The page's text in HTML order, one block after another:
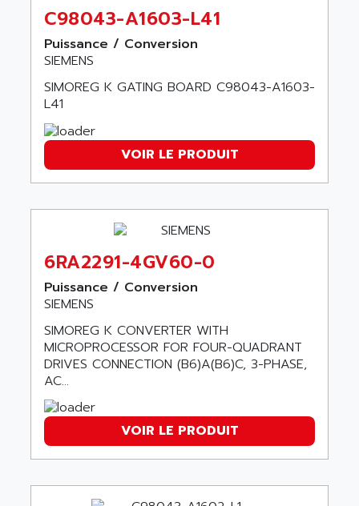
PILOT PANEL
SERIE 90 MICRO
SIMATIC BOX PC 620
PROVIT 2000
POSITEC
SDCC
GP3000 SERIES
MAC112
SINUMERIK 840D
MRJ2S
ALTIVAR 5
RM3
P840
MOTEUR VSA CA
VARMECA
PCD7
VT585
ASP AUTOMATIONSTECHNIK
ASROCK
ASSELIN
ASSEMTECH
ASSMANN WSW
ASSY
ASTAR
ASTEC
ASTRODESIGN
ASUS
ASV
ASYS
AT&SMLBNA
AT&T MICROELECTRONICS
ATA ELECTRO TECHNIQUE
ATEC
ATECH
C98043-A1603-L41
Puissance / Conversion
SIEMENS
SIMOREG K GATING BOARD C98043-A1603-
L41
VOIR LE PRODUIT
6RA2291-4GV60-0
Puissance / Conversion
SIEMENS
SIMOREG K CONVERTER WITH
MICROPROCESSOR FOR FOUR-QUADRANT
DRIVES CONNECTION (B6)A(B6)C, 3-PHASE,
AC...
VOIR LE PRODUIT